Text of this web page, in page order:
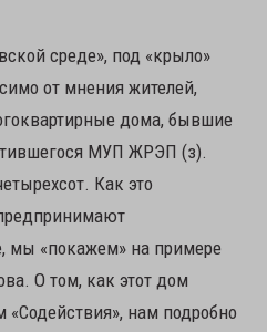
среде», под «крыло»
от мнения жителей,
дома, бывшие
МУП ЖРЭП (з).
Как это
мы «покажем» на примере
О том, как этот дом
«Содействия», нам подробно